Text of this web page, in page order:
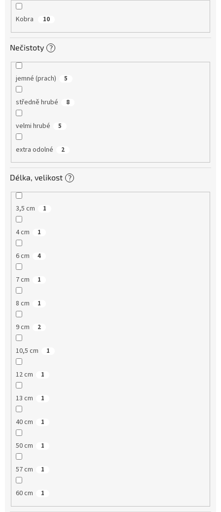
Kobra 10
Nečistoty ?
jemné (prach) 5
středně hrubé 8
velmi hrubé 5
extra odolné 2
Délka, velikost ?
3,5 cm 1
4 cm 1
6 cm 4
7 cm 1
8 cm 1
9 cm 2
10,5 cm 1
12 cm 1
13 cm 1
40 cm 1
50 cm 1
57 cm 1
60 cm 1